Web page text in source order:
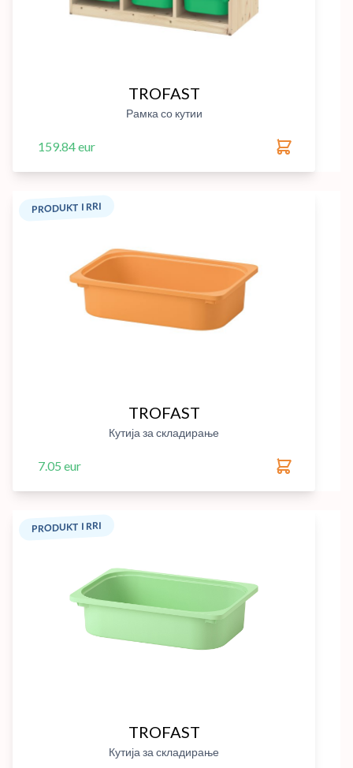
TROFAST
Рамка со кутии
159.84 eur
PRODUKT I RRI
TROFAST
Кутија за складирање
7.05 eur
PRODUKT I RRI
TROFAST
Кутија за складирање